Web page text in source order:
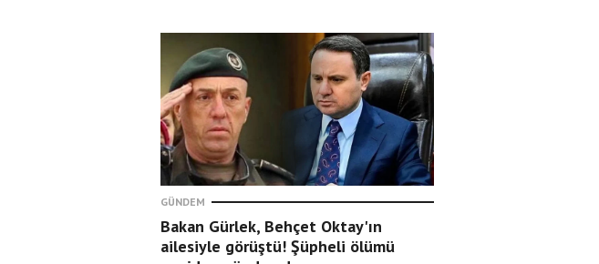
GÜNDEM
Bakan Gürlek, Behçet Oktay'ın
ailesiyle görüştü! Şüpheli ölümü